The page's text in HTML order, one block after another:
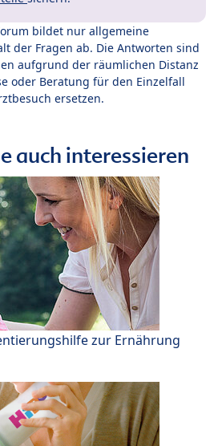
bildet nur allgemeine
der Fragen ab. Die Antworten sind
aufgrund der räumlichen Distanz
oder Beratung für den Einzelfall
ersetzen.
auch interessieren
zur Ernährung